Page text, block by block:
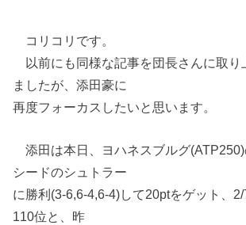
コリコリです。
以前にも同様な記事を団長さんに取り
ましたが、添田豪に
再度フォーカスしたいと思います。
添田は本日、ヨハネスブルグ(ATP250)
シードのシュトラー
に勝利(3-6,6-4,6-4)して20ptをゲット、
110位と、昨